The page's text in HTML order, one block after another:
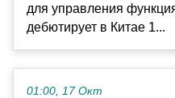
для управления
дебютирует в Китае 1...
01:00, 17 Окт